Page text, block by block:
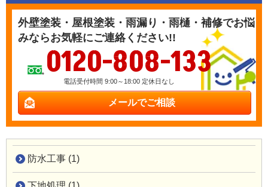
外壁塗装・屋根塗装・雨漏り・雨樋・補修でお悩
みならお気軽にご連絡ください!!
0120-808-133
電話受付時間 9:00～18:00 定休日なし
メールでご相談
防水工事 (1)